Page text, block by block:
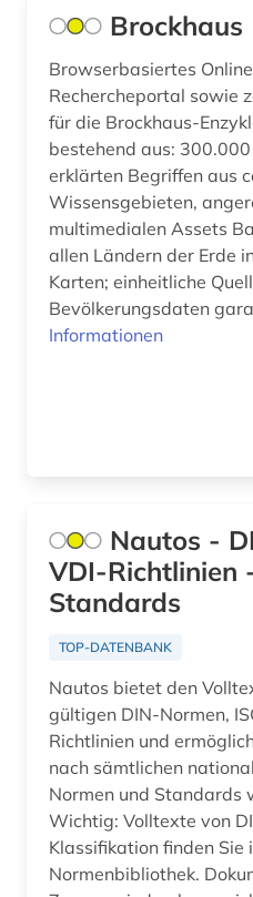
armenfürsorge (2)
armut (2)
armutspolitik (1)
arneimittel (1)
arneistoffe (1)
art (2)
artusepik (1)
arzneibuch (2)
arzneimittelbild (1)
arzneimitteldosis (1)
Tuerkei (2)
USA (50)
Ukraine (1)
Ungarn (2)
Zypern (1)
Brockhaus
Browserbasiertes
Rechercheportal sowie
für die Brockhaus-
bestehend aus: 300.000 Stichwörtern und
erklärten Begriffen aus
Wissensgebieten,
multimedialen Assets
allen Ländern der Erde
Karten; einheitliche
Bevölkerungsdaten
Informationen
Nautos -
VDI-Richtlinien
Standards
TOP-DATENBANK
Nautos bietet den
gültigen DIN-Normen,
Richtlinien und
nach sämtlichen
Normen und Standards
Wichtig: Volltexte von
Klassifikation finden Sie
Normenbibliothek.